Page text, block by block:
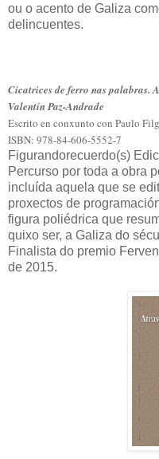
ou o acento de Galiza
delincuentes.
Cicatrices de ferro nas palabras.
Valentín Paz-Andrade
Escrito en conxunto con Paulo
ISBN: 978-84-606-5552-7
Figurandorecuerdo(s)
Percurso por toda a obra
incluída aquela que se
proxectos de
figura poliédrica que
quixo ser, a Galiza do
Finalista do premio
de 2015.